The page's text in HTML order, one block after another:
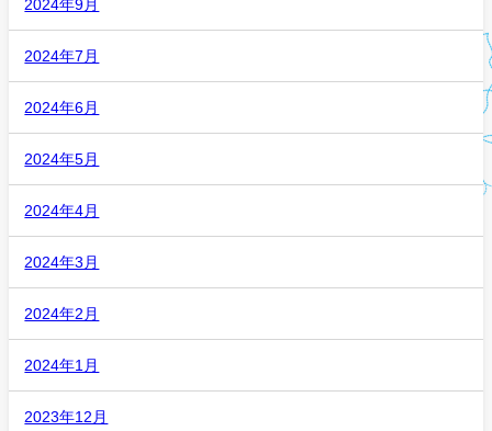
2024年9月
2024年7月
2024年6月
2024年5月
2024年4月
2024年3月
2024年2月
2024年1月
2023年12月